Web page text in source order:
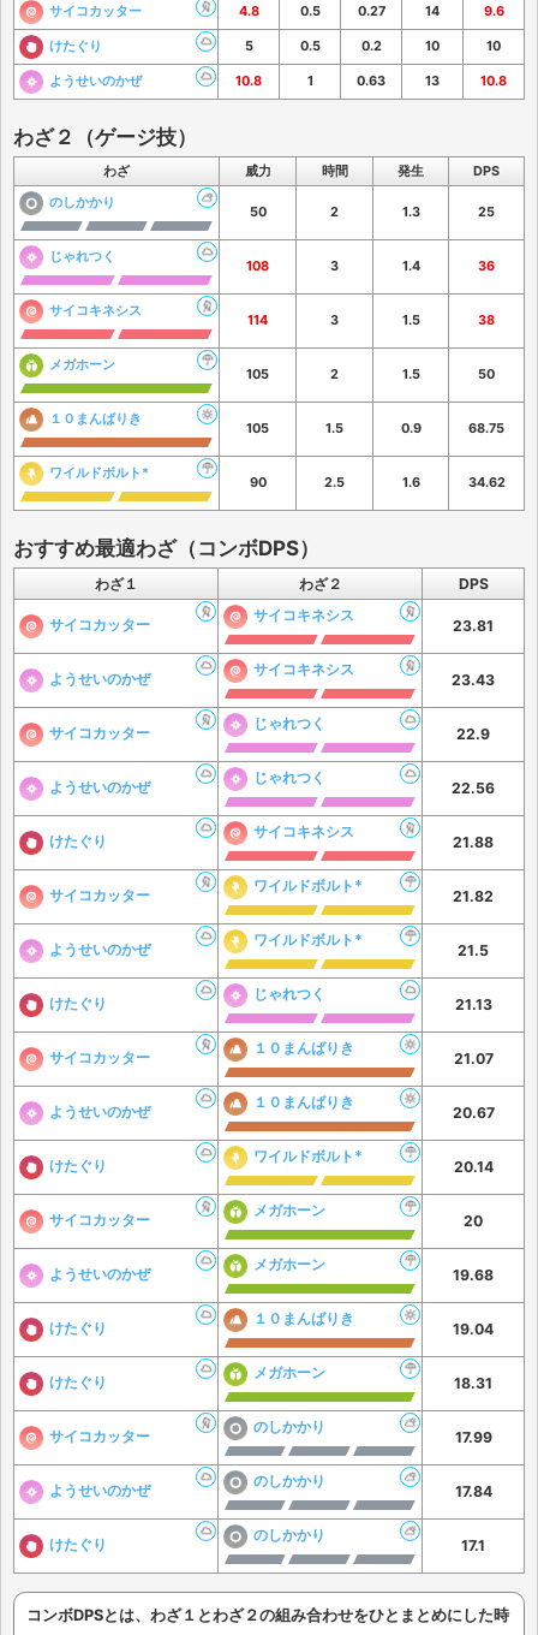
サイコカッター
4.8 0.5 0.27 14 9.6
けたぐり 5 0.5 0.2 10 10
ようせいのかぜ 10.8 1 0.63 13 10.8
わざ２（ゲージ技）
わざ 威力 時間 発生
DPS
のしかかり
50 2 1.3 25
じゃれつく
108 3 1.4 36
サイコキネシス
114 3 1.5 38
メガホーン
105 2 1.5 50
１０まんばりき
105 1.5 0.9 68.75
ワイルドボルト*
90 2.5 1.6 34.62
おすすめ最適わざ（コンボDPS）
わざ１ わざ２ DPS
サイコカッター
サイコキネシス
23.81
ようせいのかぜ
サイコキネシス
23.43
サイコカッター
じゃれつく
22.9
ようせいのかぜ
じゃれつく
22.56
けたぐり
サイコキネシス
21.88
サイコカッター
ワイルドボルト*
21.82
ようせいのかぜ
ワイルドボルト*
21.5
けたぐり
じゃれつく
21.13
サイコカッター
１０まんばりき
21.07
ようせいのかぜ
１０まんばりき
20.67
けたぐり
ワイルドボルト*
20.14
サイコカッター
メガホーン
20
ようせいのかぜ
メガホーン
19.68
けたぐり
１０まんばりき
19.04
けたぐり
メガホーン
18.31
サイコカッター
のしかかり
17.99
ようせいのかぜ
のしかかり
17.84
けたぐり
のしかかり
17.1
コンボDPSとは、わざ１とわざ２の組み合わせをひとまとめにした時